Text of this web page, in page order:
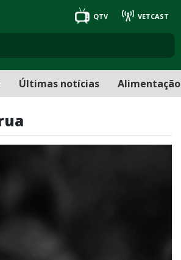
QTV VETCAST
Últimas notícias Alimentação